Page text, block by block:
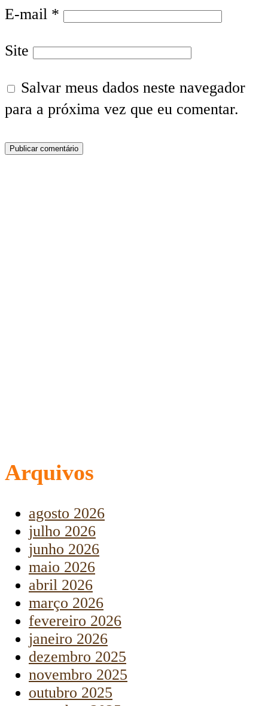
E-mail *
Site
Salvar meus dados neste navegador
para a próxima vez que eu comentar.
Arquivos
agosto 2026
julho 2026
junho 2026
maio 2026
abril 2026
março 2026
fevereiro 2026
janeiro 2026
dezembro 2025
novembro 2025
outubro 2025